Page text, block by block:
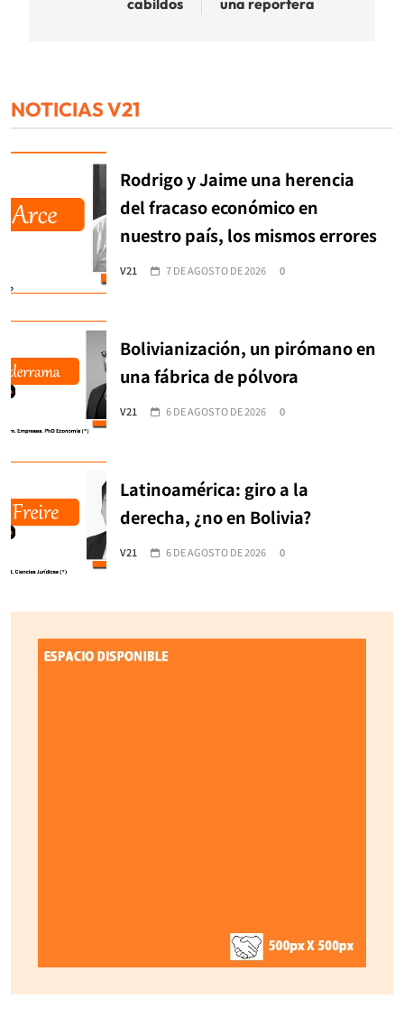
cabildos una reportera
NOTICIAS V21
Rodrigo y Jaime una herencia
del fracaso económico en
nuestro país, los mismos errores
V21 7 DE AGOSTO DE 2026 0
Bolivianización, un pirómano en
una fábrica de pólvora
V21 6 DE AGOSTO DE 2026 0
Latinoamérica: giro a la
derecha, ¿no en Bolivia?
V21 6 DE AGOSTO DE 2026 0